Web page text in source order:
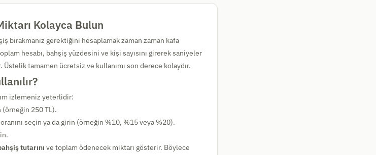
Kolayca Bulun
bırakmanız gerektiğini hesaplamak zaman zaman kafa
hesabı, bahşiş yüzdesini ve kişi sayısını girerek saniyeler
Üstelik tamamen ücretsiz ve kullanımı son derece kolaydır.
izlemeniz yeterlidir:
(örneğin 250 TL).
seçin ya da girin (örneğin %10, %15 veya %20).
tutarını ve toplam ödenecek miktarı gösterir. Böylece